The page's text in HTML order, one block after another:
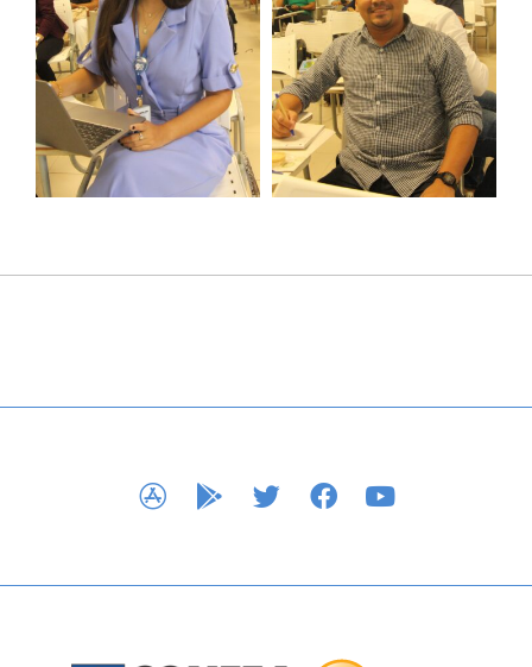
APP STOREGOOGLE PLAY
TWITTERFACEBOOK